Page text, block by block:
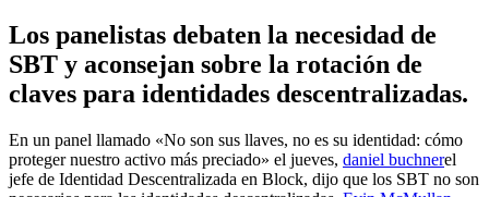
Los panelistas debaten la necesidad de
SBT y aconsejan sobre la rotación de
claves para identidades descentralizadas.
En un panel llamado «No son sus llaves, no es su identidad: cómo
proteger nuestro activo más preciado» el jueves, daniel buchnerel
jefe de Identidad Descentralizada en Block, dijo que los SBT no son